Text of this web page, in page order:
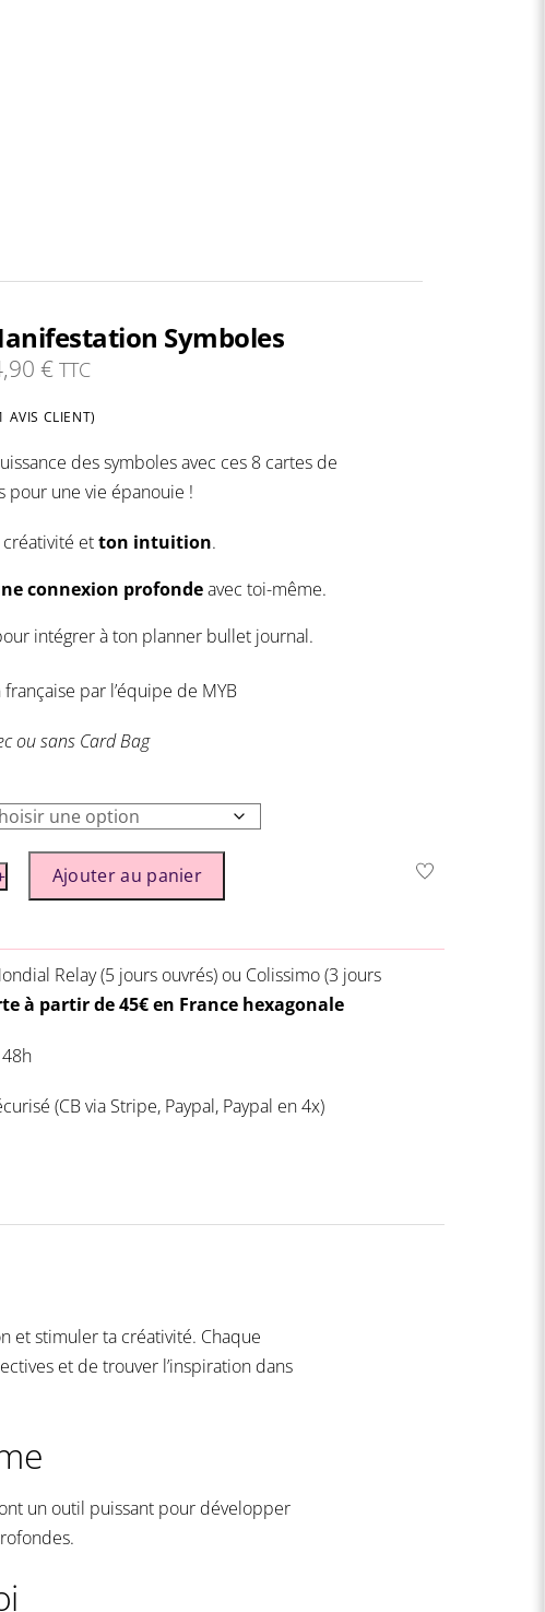
Symboles
€Plage
prix :
2,90 €
à
TTC
AVIS CLIENT)
des symboles avec ces 8 cartes de
pour une vie épanouie !
etton intuition.
connexion profondeavec toi-même.
intégrer à ton planner bullet journal.
par l’équipe de MYB
ou sans Card Bag
Ajouter au panier
Relay (5 jours ouvrés) ou Colissimo (3 jours
à partir de 45€ en France hexagonale
(CB via Stripe, Paypal, Paypal en 4x)
et stimuler ta créativité. Chaque
et de trouver l’inspiration dans
un outil puissant pour développer